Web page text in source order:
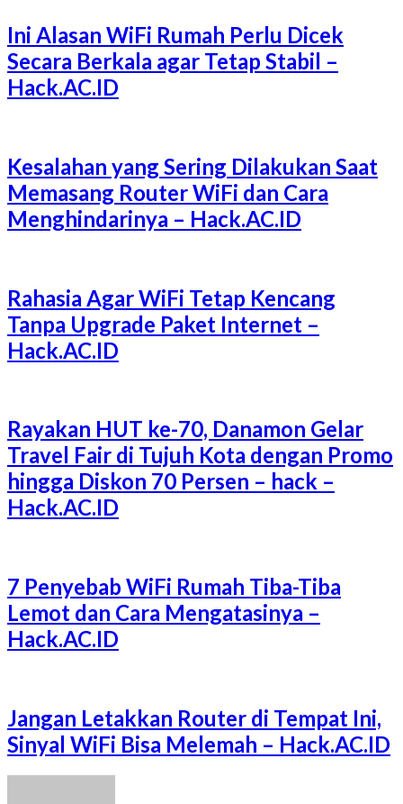
Ini Alasan WiFi Rumah Perlu Dicek
Secara Berkala agar Tetap Stabil –
Hack.AC.ID
Kesalahan yang Sering Dilakukan Saat
Memasang Router WiFi dan Cara
Menghindarinya – Hack.AC.ID
Rahasia Agar WiFi Tetap Kencang
Tanpa Upgrade Paket Internet –
Hack.AC.ID
Rayakan HUT ke-70, Danamon Gelar
Travel Fair di Tujuh Kota dengan Promo
hingga Diskon 70 Persen – hack –
Hack.AC.ID
7 Penyebab WiFi Rumah Tiba-Tiba
Lemot dan Cara Mengatasinya –
Hack.AC.ID
Jangan Letakkan Router di Tempat Ini,
Sinyal WiFi Bisa Melemah – Hack.AC.ID